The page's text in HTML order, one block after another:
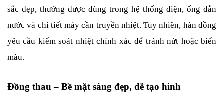
sắc đẹp, thường được dùng trong hệ thống điện, ống dẫn
nước và chi tiết máy cần truyền nhiệt. Tuy nhiên, hàn đồng
yêu cầu kiểm soát nhiệt chính xác để tránh nứt hoặc biến
màu.
Đồng thau – Bề mặt sáng đẹp, dễ tạo hình